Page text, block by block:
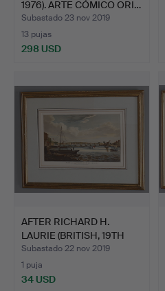
1976). ARTE CÓMICO ORI…
Subastado 23 nov 2019
13 pujas
298 USD
AFTER RICHARD H.
LAURIE (BRITISH, 19TH
CEN…
Subastado 22 nov 2019
1 puja
34 USD